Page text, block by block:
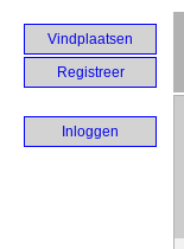
Vindplaatsen
Registreer
Inloggen